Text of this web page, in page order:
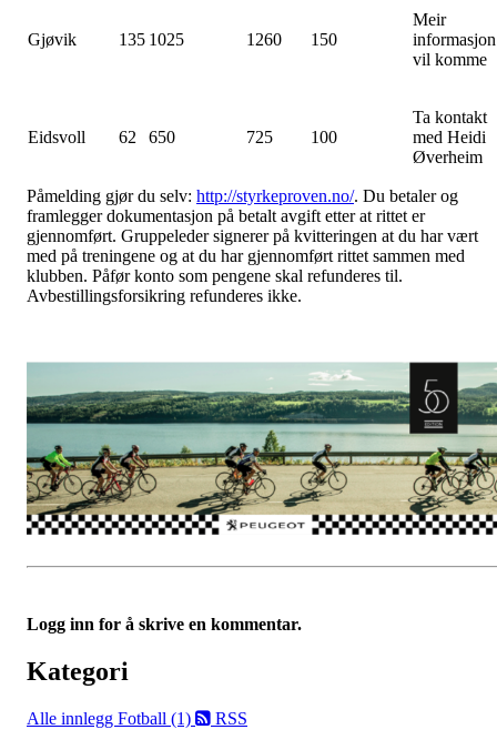
Gjøvik 135 1025 1260 150
Meir
informasjon
vil komme
Eidsvoll 62 650 725 100
Ta kontakt
med Heidi
Øverheim
Påmelding gjør du selv: http://styrkeproven.no/. Du betaler og
framlegger dokumentasjon på betalt avgift etter at rittet er
gjennomført. Gruppeleder signerer på kvitteringen at du har vært
med på treningene og at du har gjennomført rittet sammen med
klubben. Påfør konto som pengene skal refunderes til.
Avbestillingsforsikring refunderes ikke.
Logg inn for å skrive en kommentar.
Kategori
Alle innlegg Fotball (1) RSS